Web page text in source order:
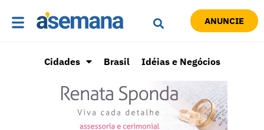
ANUNCIE
Cidades Brasil Idéias e Negócios